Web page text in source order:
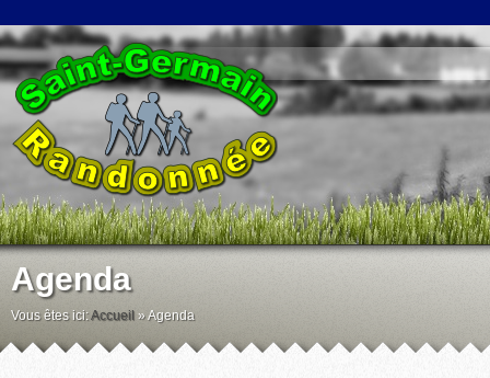
Agenda
Vous êtes ici:Accueil »Agenda